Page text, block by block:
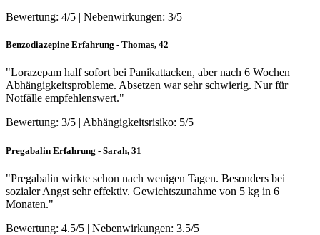
Bewertung: 4/5 | Nebenwirkungen: 3/5
Benzodiazepine Erfahrung - Thomas, 42
"Lorazepam half sofort bei Panikattacken, aber nach 6 Wochen
Abhängigkeitsprobleme. Absetzen war sehr schwierig. Nur für
Notfälle empfehlenswert."
Bewertung: 3/5 | Abhängigkeitsrisiko: 5/5
Pregabalin Erfahrung - Sarah, 31
"Pregabalin wirkte schon nach wenigen Tagen. Besonders bei
sozialer Angst sehr effektiv. Gewichtszunahme von 5 kg in 6
Monaten."
Bewertung: 4.5/5 | Nebenwirkungen: 3.5/5